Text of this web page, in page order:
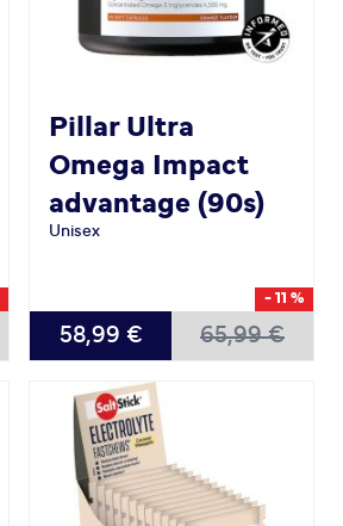
- 11 %
Pillar Ultra
Omega Impact
advantage (90s)
Unisex
58,99 € 65,99 €